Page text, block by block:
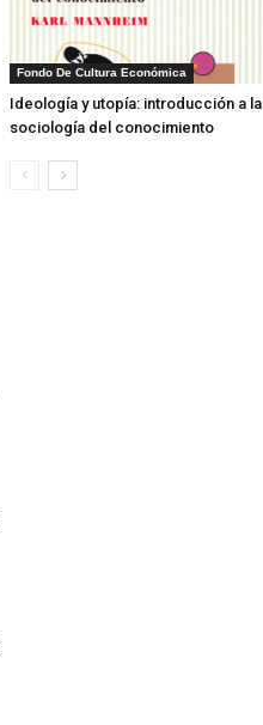
Fondo De Cultura Económica
Ideología y utopía: introducción a la
sociología del conocimiento